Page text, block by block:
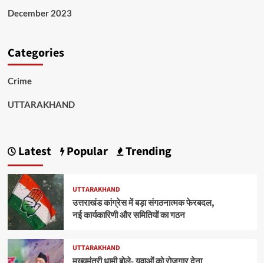
December 2023
Categories
Crime
UTTARAKHAND
Latest Popular Trending
UTTARAKHAND
उत्तराखंड कांग्रेस में बड़ा संगठनात्मक फेरबदल,
नई कार्यकारिणी और समितियों का गठन
UTTARAKHAND